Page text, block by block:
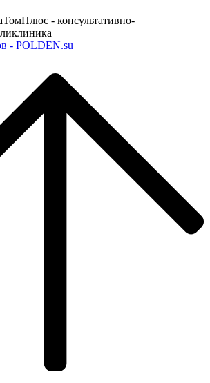
- консультативно-
- POLDEN.su